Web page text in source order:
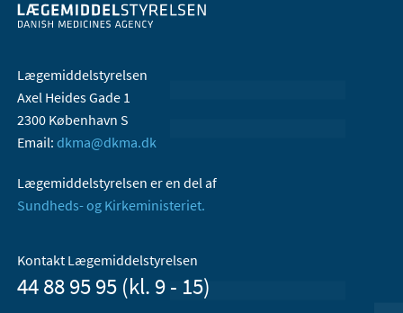
Lægemiddelstyrelsen
Axel Heides Gade 1
2300 København S
Email: dkma@dkma.dk
Lægemiddelstyrelsen er en del af
Sundheds- og Kirkeministeriet.
Kontakt Lægemiddelstyrelsen
44 88 95 95 (kl. 9 - 15)